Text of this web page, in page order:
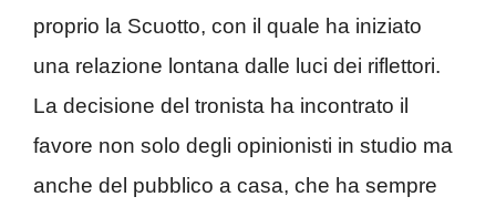
proprio la Scuotto, con il quale ha iniziato
una relazione lontana dalle luci dei riflettori.
La decisione del tronista ha incontrato il
favore non solo degli opinionisti in studio ma
anche del pubblico a casa, che ha sempre